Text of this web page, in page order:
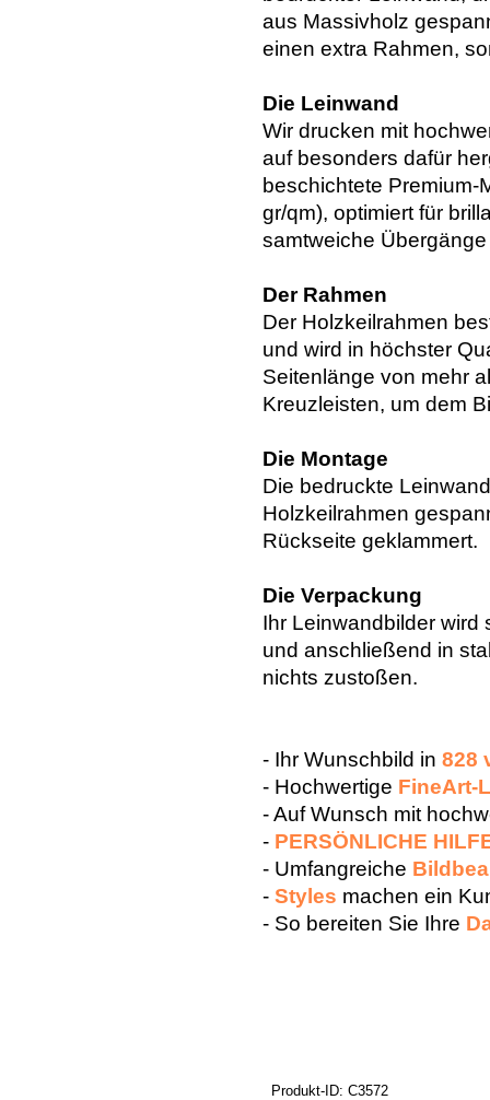
aus Massivholz
einen extra Rahmen,
Die Leinwand
Wir drucken mit
auf besonders dafür
beschichtete Premium-
gr/qm), optimiert für
samtweiche
Der Rahmen
Der Holzkeilrahmen
und wird in höchster
Seitenlänge von mehr
Kreuzleisten, um dem
Die Montage
Die bedruckte
Holzkeilrahmen
Rückseite geklammert.
Die Verpackung
Ihr Leinwandbilder wird
und anschließend in
nichts zustoßen.
- Ihr Wunschbild in 828
- Hochwertige FineArt-
- Auf Wunsch mit
- PERSÖNLICHE
- Umfangreiche
- Styles machen ein
- So bereiten Sie Ihre
Produkt-ID: C3572